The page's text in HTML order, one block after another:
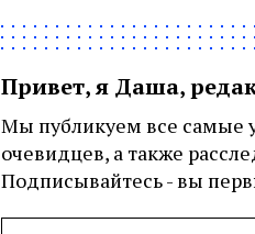
Привет, я Даша,
Мы публикуем все самые
очевидцев, а также
Подписывайтесь - вы